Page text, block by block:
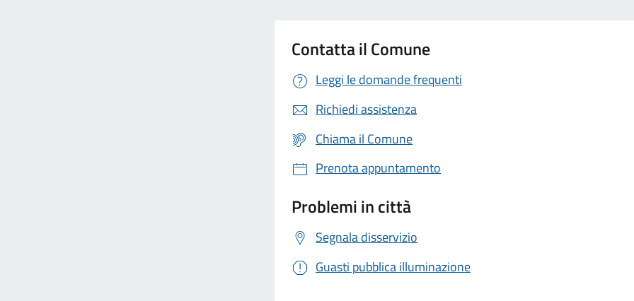
Contatta il Comune
Leggi le domande frequenti
Richiedi assistenza
Chiama il Comune
Prenota appuntamento
Problemi in città
Segnala disservizio
Guasti pubblica illuminazione